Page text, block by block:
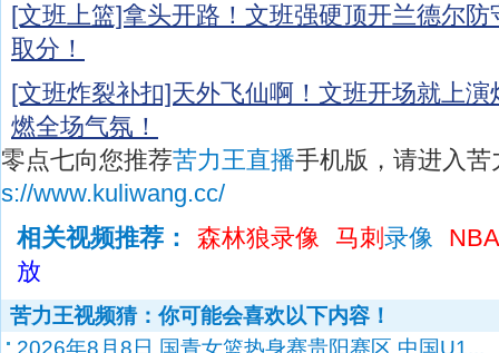
[文班上篮]拿头开路！文班强硬顶开兰德尔
取分！
[文班炸裂补扣]天外飞仙啊！文班开场就上
燃全场气氛！
零点七向您推荐苦力王直播手机版，请进入
s://www.kuliwang.cc/
相关视频推荐：
森林狼录像 马刺 录像
放
苦力王视频猜：你可能会喜欢以下内容！
2026年8月8日 国青女篮热身赛贵阳赛区 中国U1...